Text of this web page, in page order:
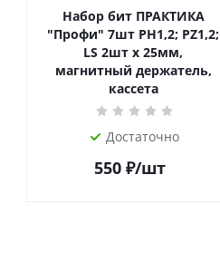
Набор бит ПРАКТИКА
"Профи" 7шт PH1,2; PZ1,2;
LS 2шт x 25мм,
магнитный держатель,
кассета
Достаточно
550 ₽/шт